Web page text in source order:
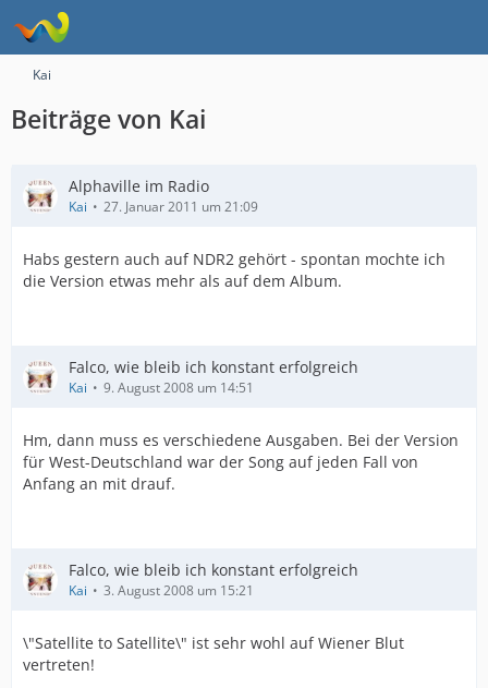
Kai
Beiträge von Kai
Alphaville im Radio
Kai 27. Januar 2011 um 21:09
Habs gestern auch auf NDR2 gehört - spontan mochte ich
die Version etwas mehr als auf dem Album.
Falco, wie bleib ich konstant erfolgreich
Kai 9. August 2008 um 14:51
Hm, dann muss es verschiedene Ausgaben. Bei der Version
für West-Deutschland war der Song auf jeden Fall von
Anfang an mit drauf.
Falco, wie bleib ich konstant erfolgreich
Kai 3. August 2008 um 15:21
\"Satellite to Satellite\" ist sehr wohl auf Wiener Blut
vertreten!